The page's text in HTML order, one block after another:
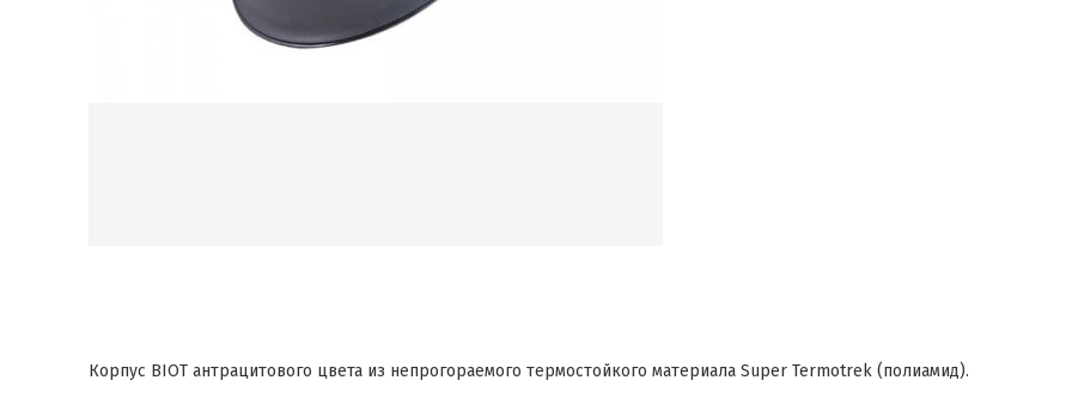
Корпус BIOT антрацитового цвета из непрогораемого термостойкого материала Super Termotrek (полиамид).